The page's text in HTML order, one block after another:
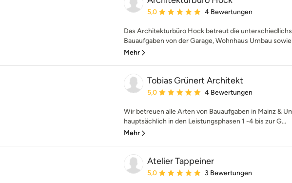
Durchschnittliche Bewertung: 5 von 5 Sternen
5,0 4 Bewertungen
Das Architekturbüro Hock betreut die
Bauaufgaben von der Garage, Wohnhaus Umbau
Mehr
Tobias Grünert Architekt
Durchschnittliche Bewertung: 5 von 5 Sternen
5,0 4 Bewertungen
Wir betreuen alle Arten von Bauaufgaben in Mainz &
hauptsächlich in den Leistungsphasen 1 -4 bis zur G...
Mehr
Atelier Tappeiner
Durchschnittliche Bewertung: 5 von 5 Sternen
5,0 3 Bewertungen